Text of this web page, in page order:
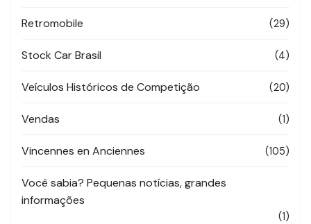
Retromobile (29)
Stock Car Brasil (4)
Veículos Históricos de Competição (20)
Vendas (1)
Vincennes en Anciennes (105)
Você sabia? Pequenas notícias, grandes
informações
(1)